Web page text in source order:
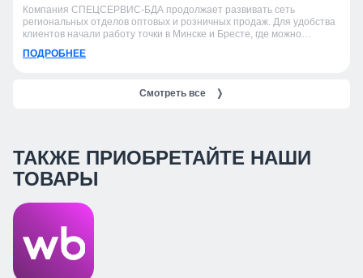
Компания СПЕЦСЕРВИС-БДА продолжает развивать сеть
региональных отделов оптовых и розничных продаж. Для удобства
клиентов начали работу точки в Минске и Бресте, где можно
ПОДРОБНЕЕ
Смотреть все ❭
ТАКЖЕ ПРИОБРЕТАЙТЕ НАШИ
ТОВАРЫ